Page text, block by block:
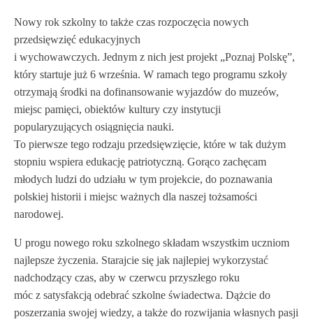
Nowy rok szkolny to także czas rozpoczęcia nowych
przedsięwzięć edukacyjnych
i wychowawczych. Jednym z nich jest projekt „Poznaj Polskę”,
który startuje już 6 września. W ramach tego programu szkoły
otrzymają środki na dofinansowanie wyjazdów do muzeów,
miejsc pamięci, obiektów kultury czy instytucji
popularyzujących osiągnięcia nauki.
To pierwsze tego rodzaju przedsięwzięcie, które w tak dużym
stopniu wspiera edukację patriotyczną. Gorąco zachęcam
młodych ludzi do udziału w tym projekcie, do poznawania
polskiej historii i miejsc ważnych dla naszej tożsamości
narodowej.
U progu nowego roku szkolnego składam wszystkim uczniom
najlepsze życzenia. Starajcie się jak najlepiej wykorzystać
nadchodzący czas, aby w czerwcu przyszłego roku
móc z satysfakcją odebrać szkolne świadectwa. Dążcie do
poszerzania swojej wiedzy, a także do rozwijania własnych pasji